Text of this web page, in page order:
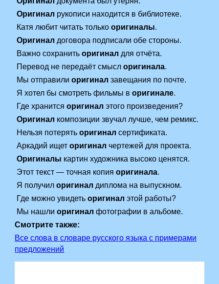
Оригинал рукописи находится в библиотеке.
Катя любит читать толькооригиналы.
Оригинал договора подписали обе стороны.
Важно сохранитьоригинал для отчёта.
Перевод не передаёт смыслоригинала.
Мы отправилиоригиналзавещания по почте.
Я хотел бы смотреть фильмы воригинале.
Где хранитсяоригиналэтого произведения?
Оригинал композиции звучал лучше, чем ремикс.
Нельзя потерятьоригиналсертификата.
Аркадий ищеторигинал чертежей для проекта.
Оригиналы картин художника высоко ценятся.
Этот текст — точная копияоригинала.
Я получилоригинал диплома на выпускном.
Где можно увидетьоригиналэтой работы?
Мы нашлиоригиналфотографии в альбоме.
Смотрите также:
Все слова в словаре русского языка с примерами
предложений